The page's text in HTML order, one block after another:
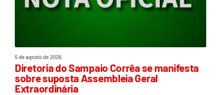
5 de agosto de 2026
Diretoria do Sampaio Corrêa se manifesta
sobre suposta Assembleia Geral
Extraordinária